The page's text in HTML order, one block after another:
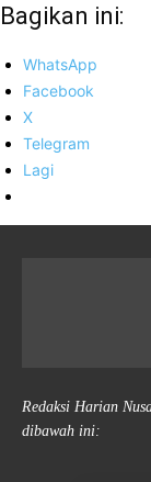
Bagikan ini:
WhatsApp
Facebook
X
Telegram
Lagi
Redaksi Harian
dibawah ini: